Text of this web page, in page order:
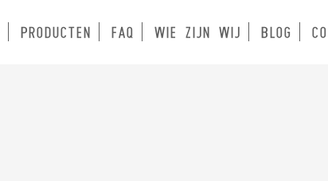
PRODUCTEN FAQ WIE ZIJN WIJ BLOG